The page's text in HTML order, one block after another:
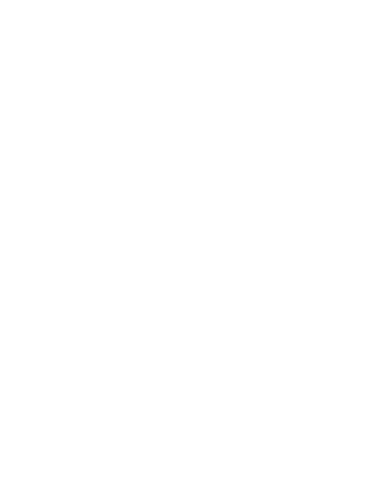
/転勤なし/無期雇用派遣